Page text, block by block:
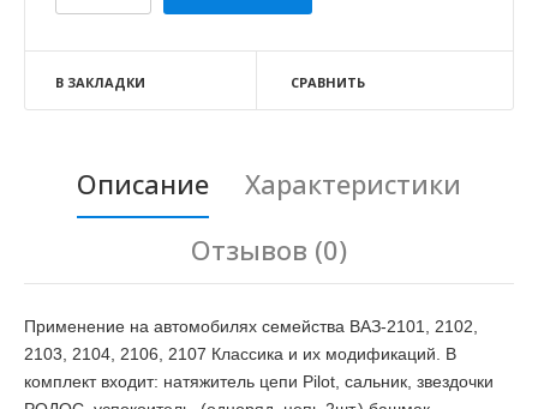
В ЗАКЛАДКИ СРАВНИТЬ
Описание
Характеристики
Отзывов (0)
Применение на автомобилях семейства ВАЗ-2101, 2102,
2103, 2104, 2106, 2107 Классика и их модификаций. В
комплект входит: натяжитель цепи Pilot, сальник, звездочки